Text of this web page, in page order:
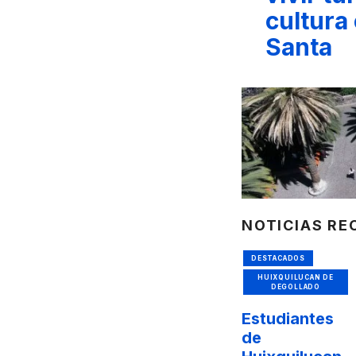
cultura
Santa
NOTICIAS
DESTACADOS
HUIXQUILUCAN DE
DEGOLLADO
Estudiantes
de